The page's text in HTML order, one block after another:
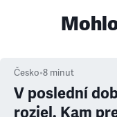
Česko•8 minut
V poslední
rozjel. Kam